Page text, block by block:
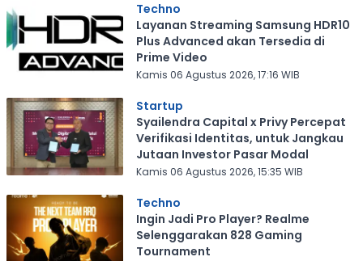
Techno
Layanan Streaming Samsung HDR10
Plus Advanced akan Tersedia di
Prime Video
Kamis 06 Agustus 2026, 17:16 WIB
Startup
Syailendra Capital x Privy Percepat
Verifikasi Identitas, untuk Jangkau
Jutaan Investor Pasar Modal
Kamis 06 Agustus 2026, 15:35 WIB
Techno
Ingin Jadi Pro Player? Realme
Selenggarakan 828 Gaming
Tournament